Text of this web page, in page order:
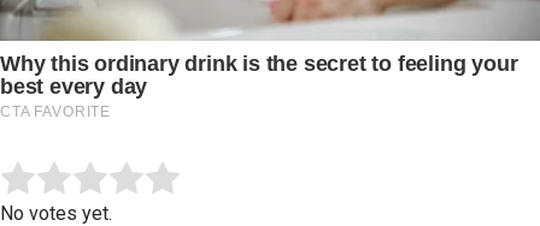
Rate this item:
No votes yet.